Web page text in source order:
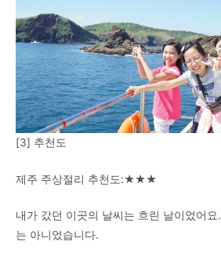
[3] 추천도
제주 주상절리 추천도:★★★
내가 갔던 이곳의 날씨는 흐린 날이었어
는 아니었습니다.